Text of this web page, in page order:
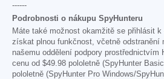
------
Podrobnosti o nákupu SpyHunteru
Máte také možnost okamžitě se přihlásit k
získat plnou funkčnost, včetně odstranění
našemu oddělení podpory prostřednictvím
cenu od $49.98 pololetně (SpyHunter
pololetně (SpyHunter Pro Windows/